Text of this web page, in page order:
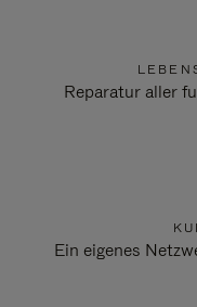
Reparatur aller
Ein eigenes